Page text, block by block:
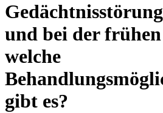
und bei der frühen
welche
gibt es?